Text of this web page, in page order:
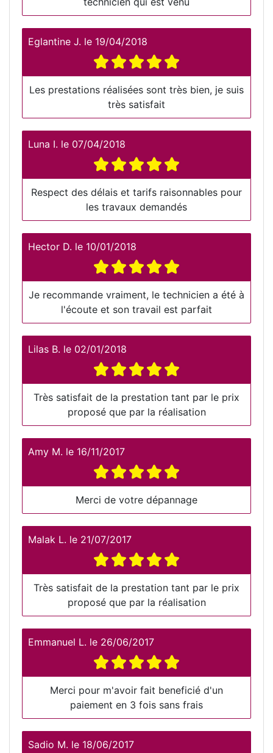
Eglantine J. le 19/04/2018
Les prestations réalisées sont très bien, je suis
très satisfait
Luna I. le 07/04/2018
Respect des délais et tarifs raisonnables pour
les travaux demandés
Hector D. le 10/01/2018
Je recommande vraiment, le technicien a été à
l'écoute et son travail est parfait
Lilas B. le 02/01/2018
Très satisfait de la prestation tant par le prix
proposé que par la réalisation
Amy M. le 16/11/2017
Merci de votre dépannage
Malak L. le 21/07/2017
Très satisfait de la prestation tant par le prix
proposé que par la réalisation
Emmanuel L. le 26/06/2017
Merci pour m'avoir fait beneficié d'un
paiement en 3 fois sans frais
Sadio M. le 18/06/2017